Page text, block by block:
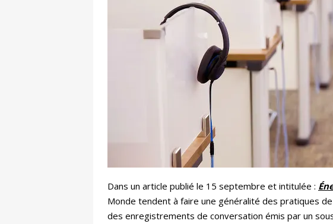
Dans un article publié le 15 septembre et intitulée :
Monde tendent à faire une généralité des pratiques
des enregistrements de conversation émis par un